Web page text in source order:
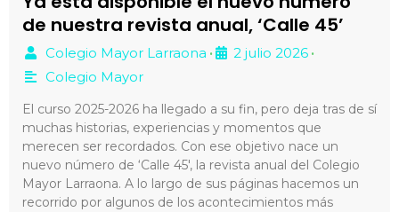
de nuestra revista anual, ‘Calle 45’
Colegio Mayor Larraona • 2 julio 2026 •
Colegio Mayor
El curso 2025-2026 ha llegado a su fin, pero deja tras de sí
muchas historias, experiencias y momentos que
merecen ser recordados. Con ese objetivo nace un
nuevo número de ‘Calle 45′, la revista anual del Colegio
Mayor Larraona. A lo largo de sus páginas hacemos un
recorrido por algunos de los acontecimientos más